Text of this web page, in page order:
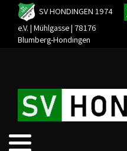
SV HONDINGEN 1974
e.V. | Mühlgasse | 78176
Blumberg-Hondingen
Förderverein
Clubheim
Chronik
Muter und Kind Turnen
Yoga
Männerturnen